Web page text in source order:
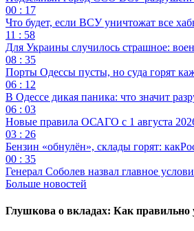
00 : 17
Что будет, если ВСУ уничтожат все
11 : 58
Для Украины случилось страшное:
08 : 35
Порты Одессы пусты, но суда горят
06 : 12
В Одессе дикая паника: что значит
06 : 03
Новые правила ОСАГО с 1 августа
03 : 26
Бензин «обнулён», склады горят:
00 : 35
Генерал Соболев назвал главное
Больше новостей
Глушкова о вкладах: Как